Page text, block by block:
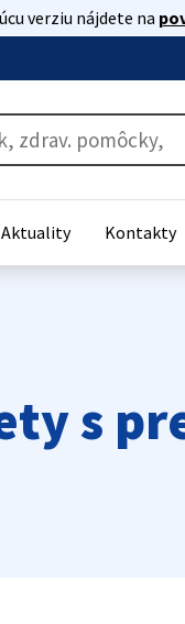
verziu nájdete na
Aktuality Kontakty
s